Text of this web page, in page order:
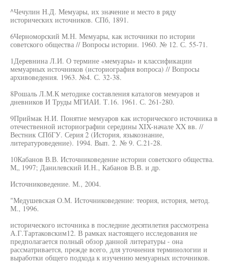
^Чечулин Н.Д. Мемуары, их значение и место в ряду
исторических источников. СПб, 1891.
6Черноморский М.Н. Мемуары, как источники по истории
советского общества // Вопросы истории. 1960. № 12. С. 55-71.
1Деревнина Л.И. О термине «мемуары» и классификации
мемуарных источников (историография вопроса) // Вопросы
архивоведения. 1963. №4. С. 32-38.
8Рошаль Л.М.К методике составления каталогов мемуаров и
дневников И Труды МГИАИ. Т.16. 1961. С. 261-280.
9Приймак Н.И. Понятие мемуаров как исторического источника в
отечественной историографии середины XIX-начале XX вв. //
Вестник СПбГУ. Серия 2 (История, языкознание,
литературоведение). 1994. Вып. 2. № 9. С.21-28.
10Кабанов В.В. Источниковедение истории советского общества.
М„ 1997; Данилевский И.Н., Кабанов В.В. и др.
Источниковедение. М., 2004.
"Медушевская О.М. Источниковедение: теория, история, метод.
М., 1996.
исторического источника в последние десятилетия рассмотрена
А.Г.Тартаковским12. В рамках настоящего исследования не
предполагается полный обзор данной литературы - она
рассматривается, прежде всего, для уточнения терминологии и
выработки общего подхода к изучению мемуарных источников.